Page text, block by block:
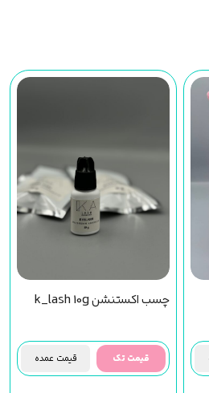
چسب اکستنشن k_lash 10g
قیمت تک قیمت عمده